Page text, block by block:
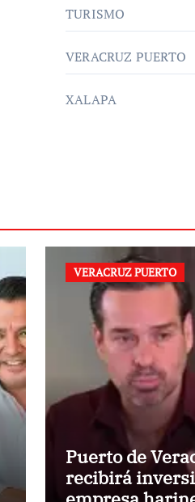
TURISMO
VERACRUZ PUERTO
XALAPA
VERACRUZ PUERTO
Puerto de
recibirá